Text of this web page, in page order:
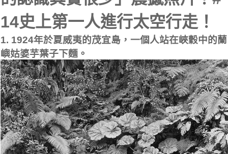
14史上第一人進行太空行走！
1. 1924年於夏威夷的茂宜島，一個人站在峽穀中的蘭
嶼姑婆芋葉子下麵。